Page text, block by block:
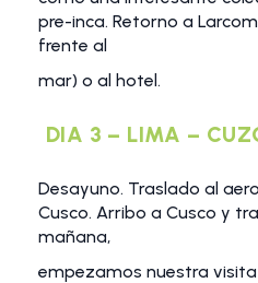
pre-inca. Retorno a
frente al
mar) o al hotel.
DIA 3 – LIMA –
Desayuno. Traslado al
Cusco. Arribo a Cusco y
mañana,
empezamos nuestra